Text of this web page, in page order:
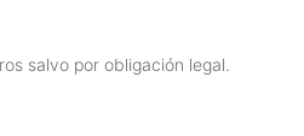
salvo por obligación legal.